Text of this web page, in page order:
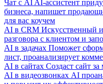
Чат с AI AI-ассистент
бизнеса, напишет
для вас коучем
AI в CRM Искусственный
разговора с клиентом и
AI в задачах Поможет
лист, проанализирует
AI в сайтах Создаст сайт
AI в видеозвонках AI